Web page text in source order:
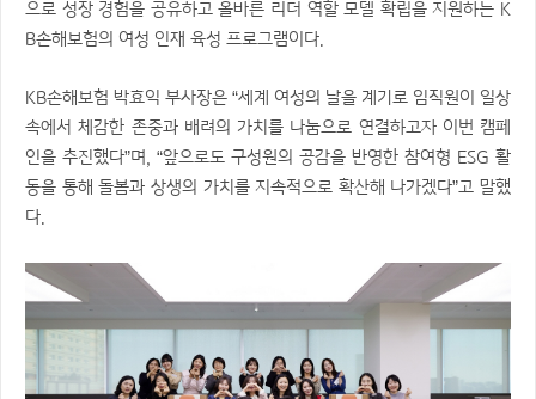
으로 성장 경험을 공유하고 올바른 리더 역할 모델 확립을 지원하는 K
B손해보험의 여성 인재 육성 프로그램이다.
KB손해보험 박효익 부사장은 “세계 여성의 날을 계기로 임직원이 일상
속에서 체감한 존중과 배려의 가치를 나눔으로 연결하고자 이번 캠페
인을 추진했다”며, “앞으로도 구성원의 공감을 반영한 참여형 ESG 활
동을 통해 돌봄과 상생의 가치를 지속적으로 확산해 나가겠다”고 말했
다.